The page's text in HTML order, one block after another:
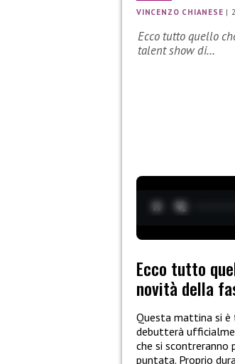
VINCENZO CHIANESE |
Ecco tutto quello
talent show di…
Ecco tutto
novità della
Questa mattina si
debutterà
che si scontreranno
puntata. Proprio